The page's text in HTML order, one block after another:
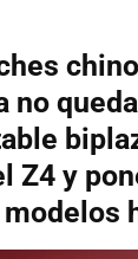
no
Z4 y
modelos